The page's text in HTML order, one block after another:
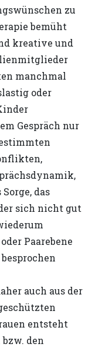
zu
bemüht
kreative und
manchmal
oder
Gespräch nur
das
sich nicht gut
Paarebene
auch aus der
entsteht
den